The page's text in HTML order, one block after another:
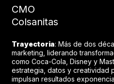
CMO
Colsanitas
Trayectoria: Más de dos
marketing, liderando
como Coca-Cola, Disney y
estrategia, datos y creatividad
impulsan resultados